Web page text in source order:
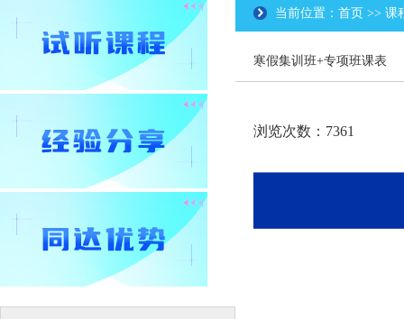
当前位置：首页 >> 课
寒假集训班+专项班课表
浏览次数：7361